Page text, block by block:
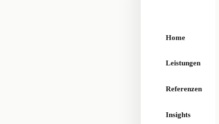
Home
Leistungen
Referenzen
Insights